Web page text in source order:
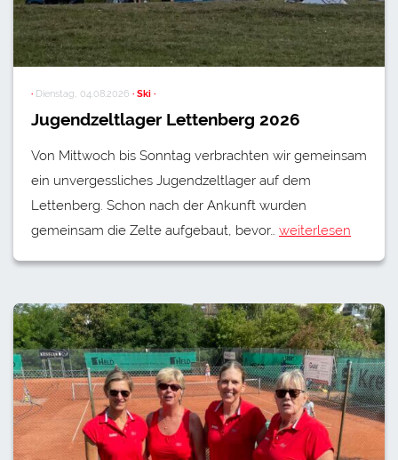
· Dienstag, 04.08.2026 · Ski ·
Jugendzeltlager Lettenberg 2026
Von Mittwoch bis Sonntag verbrachten wir gemeinsam
ein unvergessliches Jugendzeltlager auf dem
Lettenberg. Schon nach der Ankunft wurden
gemeinsam die Zelte aufgebaut, bevor… weiterlesen